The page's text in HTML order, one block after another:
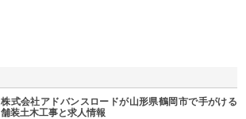
株式会社アドバンスロードが山形県鶴岡市で手がける
舗装土木工事と求人情報